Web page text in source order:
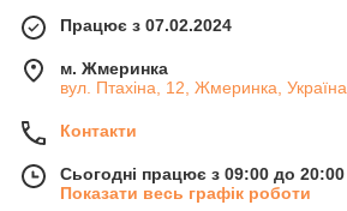
Працює з 07.02.2024
м. Жмеринка
вул. Птахіна, 12, Жмеринка, Україна
Контакти
Сьогодні працює з 09:00 до 20:00
Показати весь графік роботи